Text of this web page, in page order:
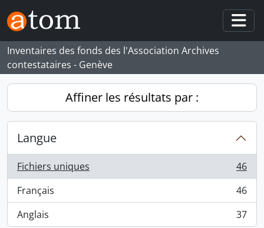
Skip to main content
Inventaires des fonds des l'Association Archives
contestataires - Genève
Affiner les résultats par :
Langue
Fichiers uniques
, 46 résultats
46
Français
, 46 résultats
46
Anglais
, 37 résultats 37